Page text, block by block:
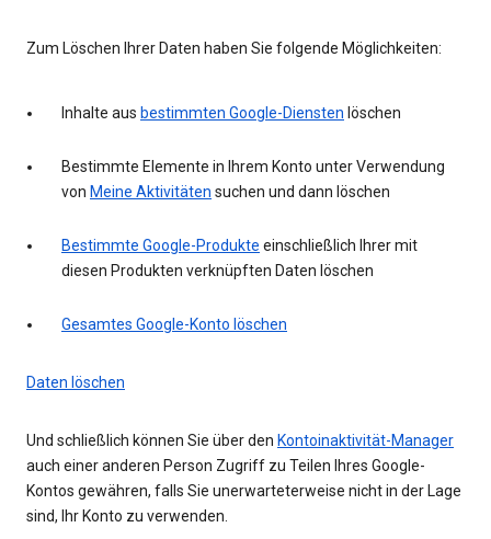
Zum Löschen Ihrer Daten haben Sie folgende Möglichkeiten:
Inhalte aus bestimmten Google-Diensten löschen
Bestimmte Elemente in Ihrem Konto unter Verwendung
von Meine Aktivitäten suchen und dann löschen
Bestimmte Google-Produkte einschließlich Ihrer mit
diesen Produkten verknüpften Daten löschen
Gesamtes Google-Konto löschen
Daten löschen
Und schließlich können Sie über den Kontoinaktivität-Manager
auch einer anderen Person Zugriff zu Teilen Ihres Google-
Kontos gewähren, falls Sie unerwarteterweise nicht in der Lage
sind, Ihr Konto zu verwenden.